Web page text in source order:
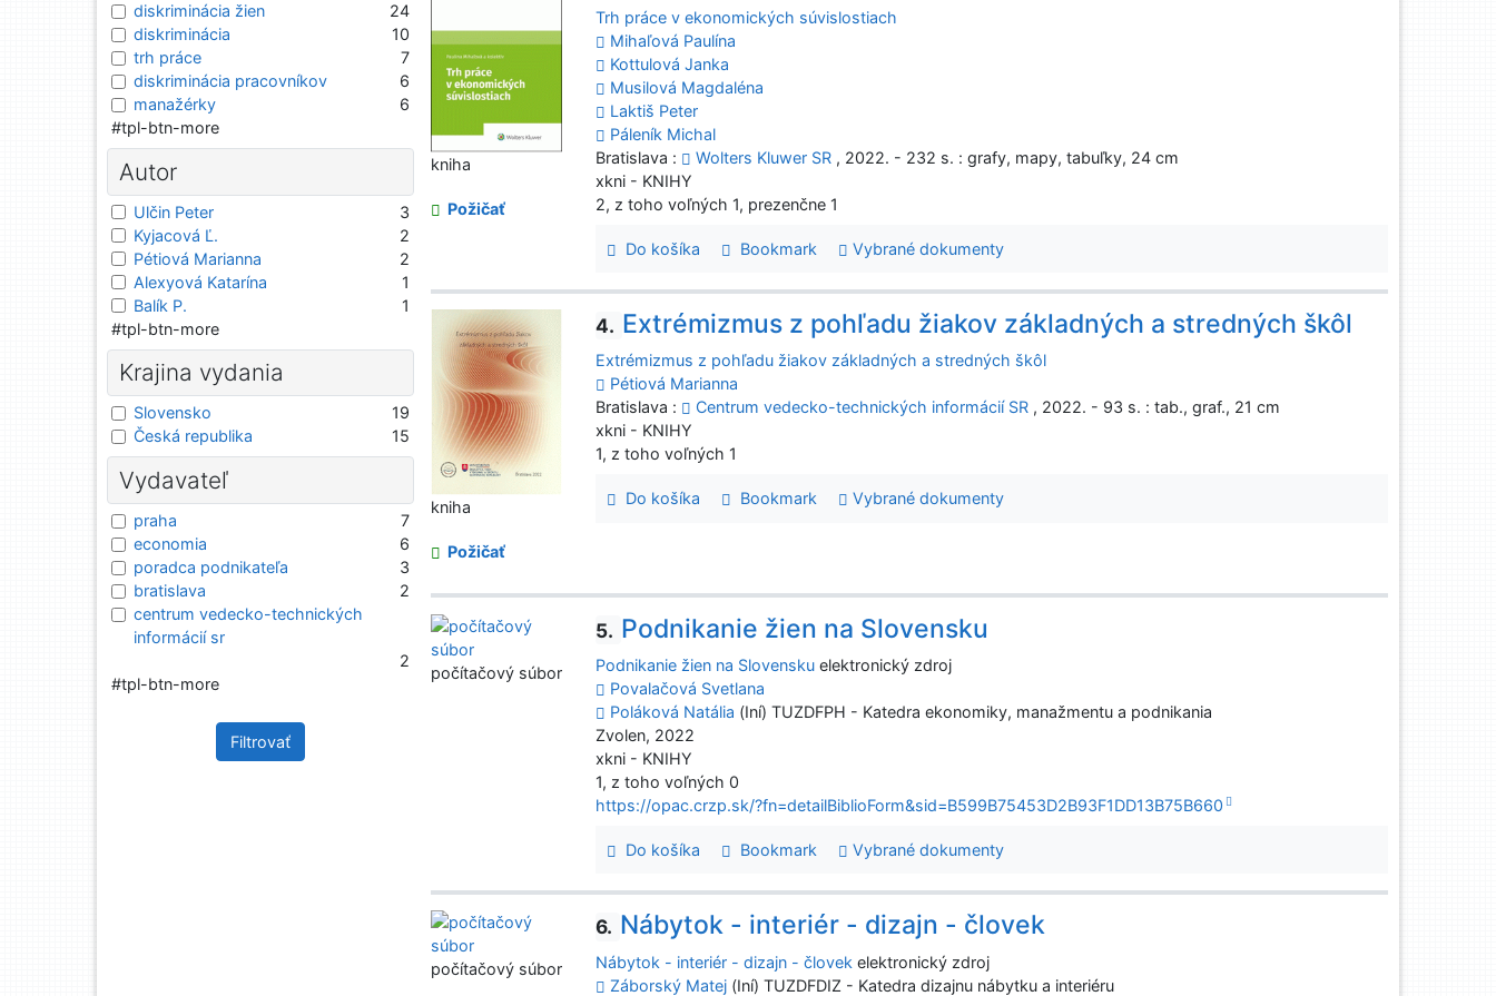
Trh práce v ekonomických súvislostiach
Mihaľová Paulína
Kottulová Janka
Musilová Magdaléna
Laktiš Peter
Páleník Michal
Bratislava :
Wolters Kluwer SR , 2022. - 232 s. : grafy, mapy, tabuľky, 24 cm
xkni - KNIHY
2, z toho voľných 1, prezenčne 1
Do košíka Bookmark Vybrané dokumenty
kniha
Požičať
4. Extrémizmus z pohľadu žiakov základných a stredných škôl
Extrémizmus z pohľadu žiakov základných a stredných škôl
Pétiová Marianna
Bratislava :
Centrum vedecko-technických informácií SR , 2022. - 93 s. : tab., graf., 21 cm
xkni - KNIHY
1, z toho voľných 1
Do košíka Bookmark Vybrané dokumenty
kniha
Požičať
5. Podnikanie žien na Slovensku
Podnikanie žien na Slovensku elektronický zdroj
Povalačová Svetlana
Poláková Natália (Iní) TUZDFPH - Katedra ekonomiky, manažmentu a podnikania
Zvolen, 2022
xkni - KNIHY
1, z toho voľných 0
https://opac.crzp.sk/?fn=detailBiblioForm&sid=B599B75453D2B93F1DD13B75B660
Do košíka Bookmark Vybrané dokumenty
počítačový súbor
6. Nábytok - interiér - dizajn - človek
Nábytok - interiér - dizajn - človek elektronický zdroj
Záborský Matej (Iní) TUZDFDIZ - Katedra dizajnu nábytku a interiéru
počítačový súbor
diskriminácia žien
24
diskriminácia
10
trh práce
7
diskriminácia pracovníkov
6
manažérky
6
#tpl-btn-more
Autor
Ulčin Peter
3
Kyjacová Ľ.
2
Pétiová Marianna
2
Alexyová Katarína
1
Balík P.
1
#tpl-btn-more
Krajina vydania
Slovensko
19
Česká republika
15
Vydavateľ
praha
7
economia
6
poradca podnikateľa
3
bratislava
2
centrum vedecko-technických
informácií sr
2
#tpl-btn-more
Filtrovať